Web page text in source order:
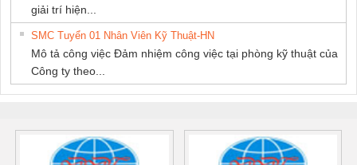
giải trí hiện...
SMC Tuyển 01 Nhân Viên Kỹ Thuật-HN
Mô tả công việc Đảm nhiệm công việc tại phòng kỹ thuật của
Công ty theo...